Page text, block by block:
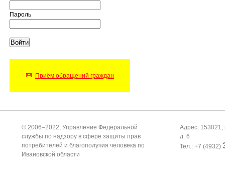
Пароль
Приём обращений граждан
© 2006–2022, Управление Федеральной
службы по надзору в сфере защиты прав
потребителей и благополучия человека по
Ивановской области
Адрес: 153021,
д. 6
Тел.: +7 (4932)